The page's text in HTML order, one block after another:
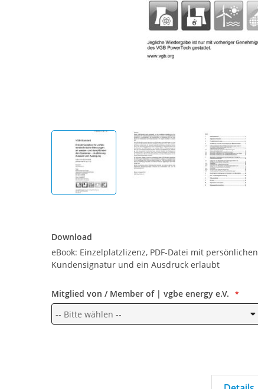
Download
eBook: Einzelplatzlizenz, PDF-Datei mit persönlichen
Kundensignatur und ein Ausdruck erlaubt
Mitglied von / Member of | vgbe energy e.V.